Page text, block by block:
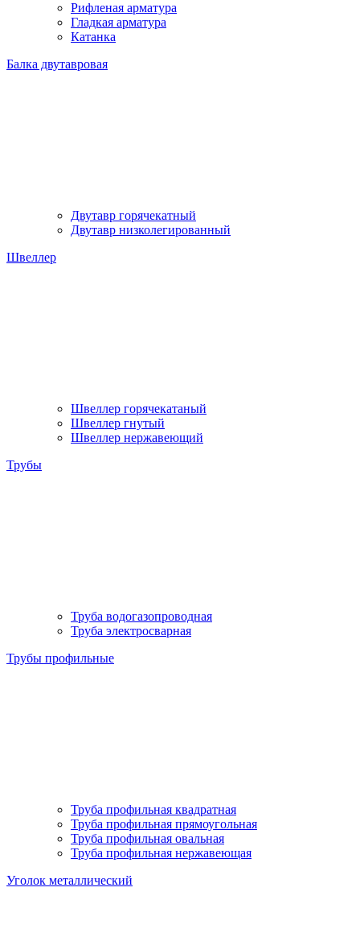
Рифленая арматура
Гладкая арматура
Катанка
Балка двутавровая
Двутавр горячекатный
Двутавр низколегированный
Швеллер
Швеллер горячекатаный
Швеллер гнутый
Швеллер нержавеющий
Трубы
Труба водогазопроводная
Труба электросварная
Трубы профильные
Труба профильная квадратная
Труба профильная прямоугольная
Труба профильная овальная
Труба профильная нержавеющая
Уголок металлический